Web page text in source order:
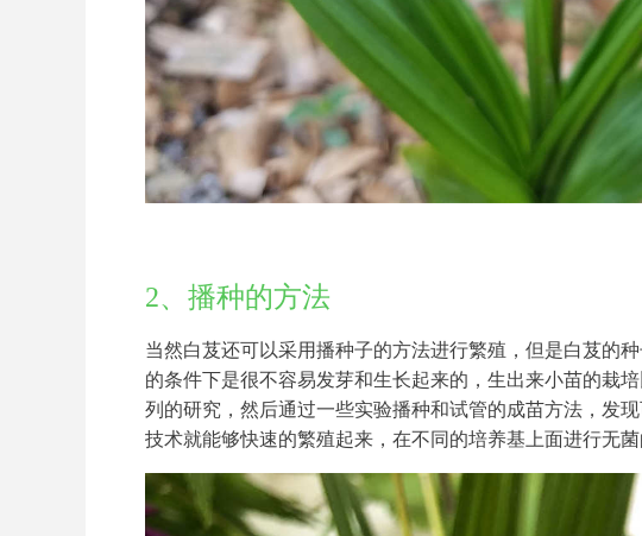
2、播种的方法
当然白芨还可以采用播种子的方法进行繁殖，但是白芨的
的条件下是很不容易发芽和生长起来的，生出来小苗的栽
列的研究，然后通过一些实验播种和试管的成苗方法，发
技术就能够快速的繁殖起来，在不同的培养基上面进行无菌